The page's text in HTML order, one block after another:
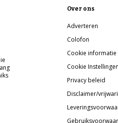
Over ons
Adverteren
Colofon
Cookie informatie
Cookie Instellingen
Privacy beleid
Disclaimer/